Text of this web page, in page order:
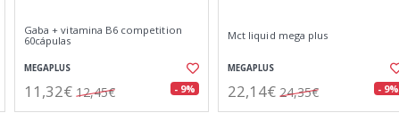
Gaba + vitamina B6 competition
60cápulas
MEGAPLUS
11,32€ 12,45€ - 9%
Mct liquid mega plus
MEGAPLUS
22,14€ 24,35€ - 9%